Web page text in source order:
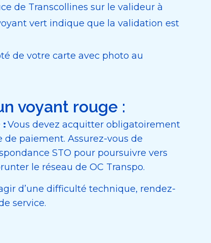
de Transcollines sur le valideur à
vert indique que la validation est
de votre carte avec photo au
voyant rouge :
:Vous devez acquitter obligatoirement
paiement. Assurez-vous de
STO pour poursuivre vers
le réseau de OC Transpo.
d’une difficulté technique, rendez-
service.